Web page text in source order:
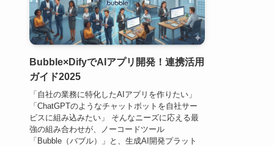
Bubble×DifyでAIアプリ開発！連携活用
ガイド2025
「自社の業務に特化したAIアプリを作りたい」
「ChatGPTのようなチャットボットを自社サー
ビスに組み込みたい」 そんなニーズに応える最
強の組み合わせが、ノーコードツール
「Bubble（バブル）」と、生成AI開発プラット